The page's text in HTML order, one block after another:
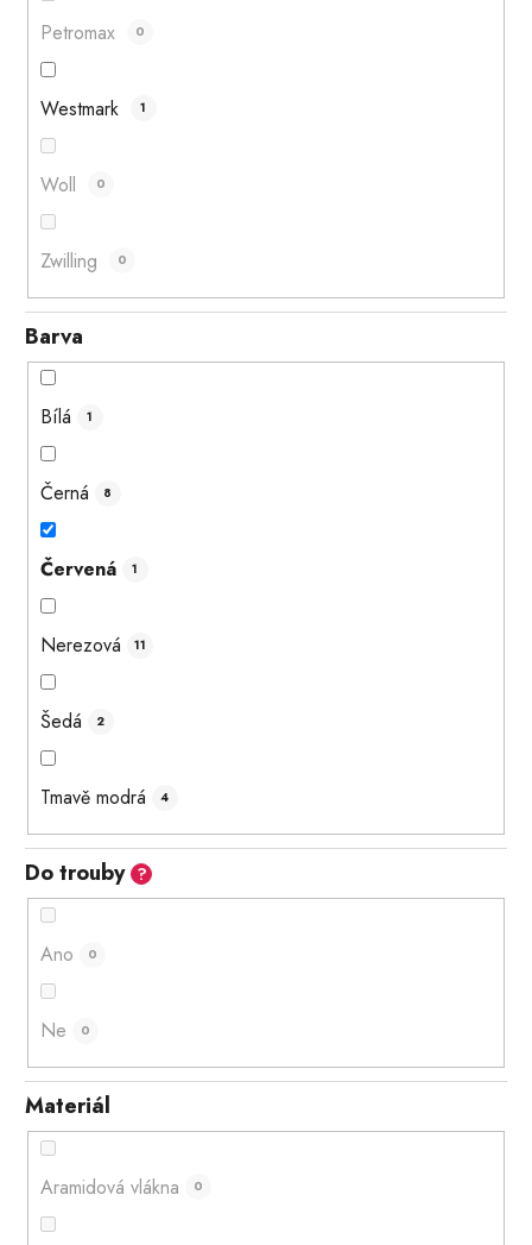
Petromax 0
Westmark 1
Woll 0
Zwilling 0
Barva
Bílá 1
Černá 8
Červená 1
Nerezová 11
Šedá 2
Tmavě modrá 4
Do trouby ?
Ano 0
Ne 0
Materiál
Aramidová vlákna 0